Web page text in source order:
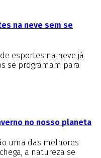
na neve sem se
esportes na neve já
se programam para
no nosso planeta
uma das melhores
a natureza se